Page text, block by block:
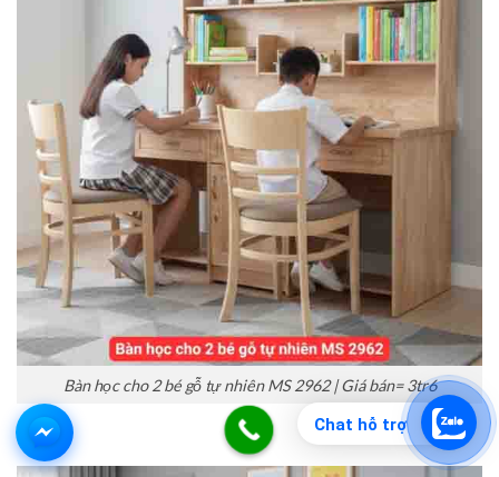
Chat hỗ trợ
Bàn học cho 2 bé gỗ tự nhiên MS 2962 | Giá bán= 3tr6